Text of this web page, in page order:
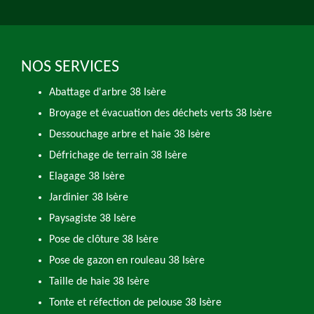
NOS SERVICES
Abattage d'arbre 38 Isère
Broyage et évacuation des déchets verts 38 Isère
Dessouchage arbre et haie 38 Isère
Défrichage de terrain 38 Isère
Elagage 38 Isère
Jardinier 38 Isère
Paysagiste 38 Isère
Pose de clôture 38 Isère
Pose de gazon en rouleau 38 Isère
Taille de haie 38 Isère
Tonte et réfection de pelouse 38 Isère